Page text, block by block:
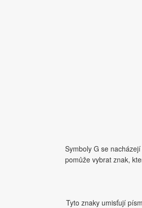
Symboly G se
pomůže vybrat znak,
Tyto znaky umisťují